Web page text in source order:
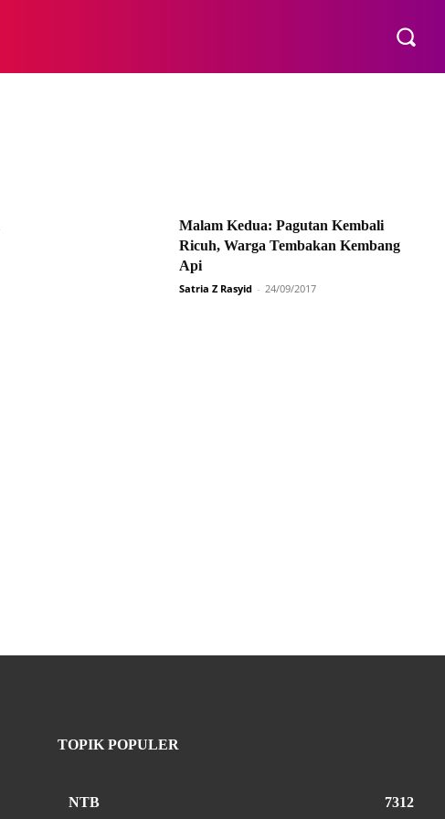
Malam Kedua: Pagutan Kembali
Ricuh, Warga Tembakan Kembang
Api
Satria Z Rasyid - 24/09/2017
TOPIK POPULER
NTB 7312